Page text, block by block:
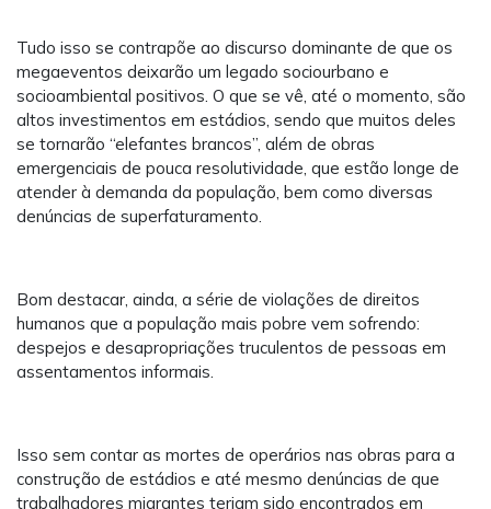
Tudo isso se contrapõe ao discurso dominante de que os
megaeventos deixarão um legado sociourbano e
socioambiental positivos. O que se vê, até o momento, são
altos investimentos em estádios, sendo que muitos deles
se tornarão “elefantes brancos”, além de obras
emergenciais de pouca resolutividade, que estão longe de
atender à demanda da população, bem como diversas
denúncias de superfaturamento.
Bom destacar, ainda, a série de violações de direitos
humanos que a população mais pobre vem sofrendo:
despejos e desapropriações truculentos de pessoas em
assentamentos informais.
Isso sem contar as mortes de operários nas obras para a
construção de estádios e até mesmo denúncias de que
trabalhadores migrantes teriam sido encontrados em